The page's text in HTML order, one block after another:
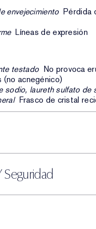
envejecimiento Pérdida
Líneas de expresión
testado No provoca
acnegénico)
sodio, laureth sulfato de
Frasco de cristal
Seguridad